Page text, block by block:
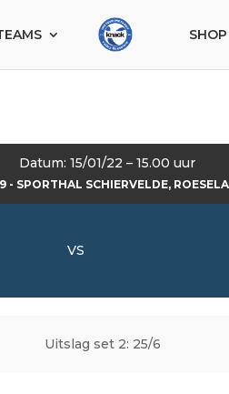
SHOP
Datum: 15/01/22 – 15.00 uur
- SPORTHAL SCHIERVELDE,
VS
Uitslag set 2: 25/6